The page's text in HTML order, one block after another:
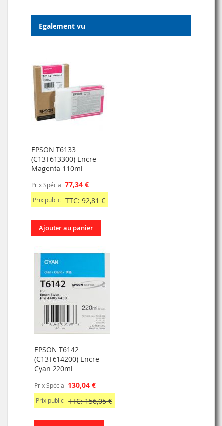
Egalement vu
EPSON T6133
(C13T613300) Encre
Magenta 110ml
Prix Spécial 77,34 €
Prix public TTC: 92,81 €
Ajouter au panier
EPSON T6142
(C13T614200) Encre
Cyan 220ml
Prix Spécial 130,04 €
Prix public TTC: 156,05 €